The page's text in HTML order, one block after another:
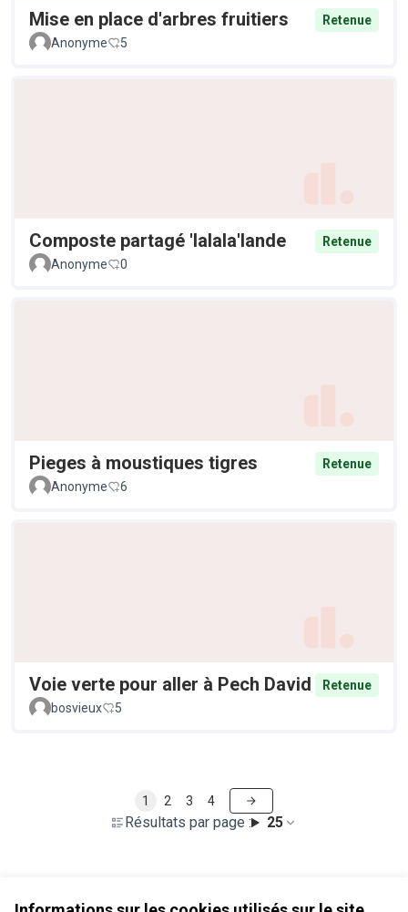
Mise en place d'arbres fruitiers
Retenue
Anonyme
5
Composte partagé 'lalala'lande
Retenue
Anonyme
0
Pieges à moustiques tigres
Retenue
Anonyme
6
Voie verte pour aller à Pech David
Retenue
bosvieux
5
Résultats par page : 25
1 2 3 4